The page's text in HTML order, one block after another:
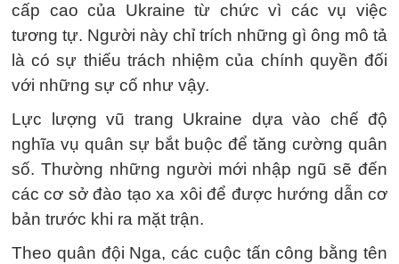
cấp cao của Ukraine từ chức vì các vụ việc
tương tự. Người này chỉ trích những gì ông mô tả
là có sự thiếu trách nhiệm của chính quyền đối
với những sự cố như vậy.
Lực lượng vũ trang Ukraine dựa vào chế độ
nghĩa vụ quân sự bắt buộc để tăng cường quân
số. Thường những người mới nhập ngũ sẽ đến
các cơ sở đào tạo xa xôi để được hướng dẫn cơ
bản trước khi ra mặt trận.
Theo quân đội Nga, các cuộc tấn công bằng tên